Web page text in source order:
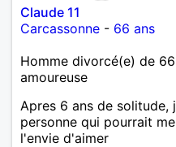
Claude 11
Carcassonne - 66 ans
Homme divorcé(e) de
amoureuse
Apres 6 ans de solitude,
personne qui pourrait
l'envie d'aimer